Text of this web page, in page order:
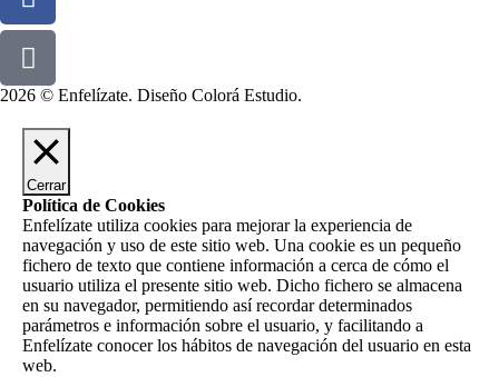
2026 © Enfelízate. Diseño Colorá Estudio.
Cerrar
Política de Cookies
Enfelízate utiliza cookies para mejorar la experiencia de
navegación y uso de este sitio web. Una cookie es un pequeño
fichero de texto que contiene información a cerca de cómo el
usuario utiliza el presente sitio web. Dicho fichero se almacena
en su navegador, permitiendo así recordar determinados
parámetros e información sobre el usuario, y facilitando a
Enfelízate conocer los hábitos de navegación del usuario en esta
web.